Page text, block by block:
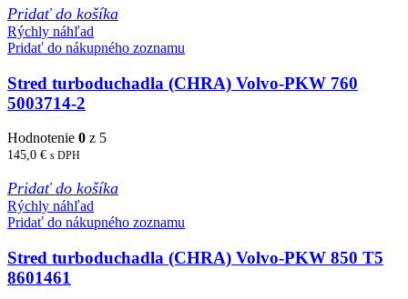
Pridať do košíka
Rýchly náhľad
Pridať do nákupného zoznamu
Stred turboduchadla (CHRA) Volvo-PKW 760
5003714-2
Hodnotenie 0 z 5
145,0 € s DPH
Pridať do košíka
Rýchly náhľad
Pridať do nákupného zoznamu
Stred turboduchadla (CHRA) Volvo-PKW 850 T5
8601461